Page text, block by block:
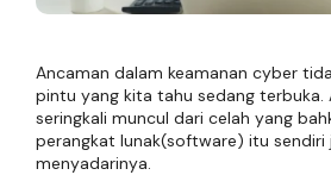
Ancaman dalam keamanan cyber
pintu yang kita tahu sedang terbuka.
seringkali muncul dari celah yang
perangkat lunak(software) itu sendiri
menyadarinya.